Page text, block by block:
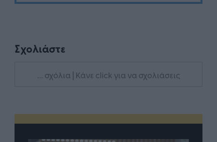
Σχολιάστε
... σχόλια | Κάνε click για να σχολιάσεις